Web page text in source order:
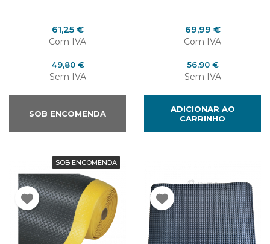
Preço
61,25 €
Com IVA
Preço
49,80 €
Sem IVA
SOB ENCOMENDA
Preço
69,99 €
Com IVA
Preço
56,90 €
Sem IVA
ADICIONAR AO
CARRINHO
SOB ENCOMENDA
Cancelar Entrar